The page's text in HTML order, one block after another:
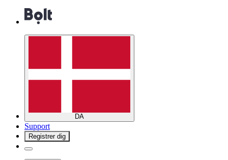
DA
Support
Registrer dig